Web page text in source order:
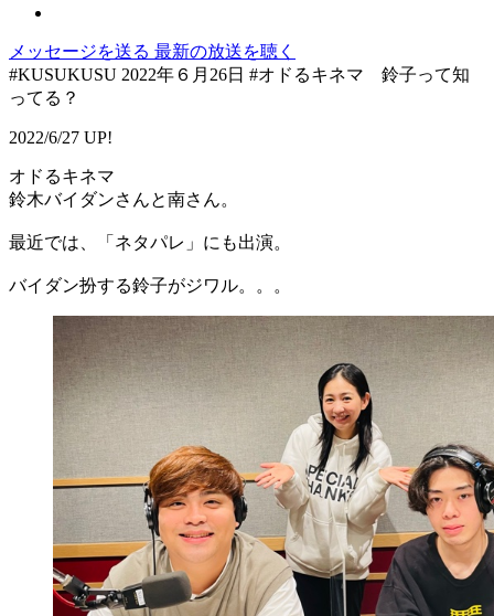
メッセージを送る 最新の放送を聴く
#KUSUKUSU 2022年６月26日 #オドるキネマ 鈴子って知
ってる？
2022/6/27 UP!
オドるキネマ
鈴木バイダンさんと南さん。
最近では、「ネタパレ」にも出演。
バイダン扮する鈴子がジワル。。。